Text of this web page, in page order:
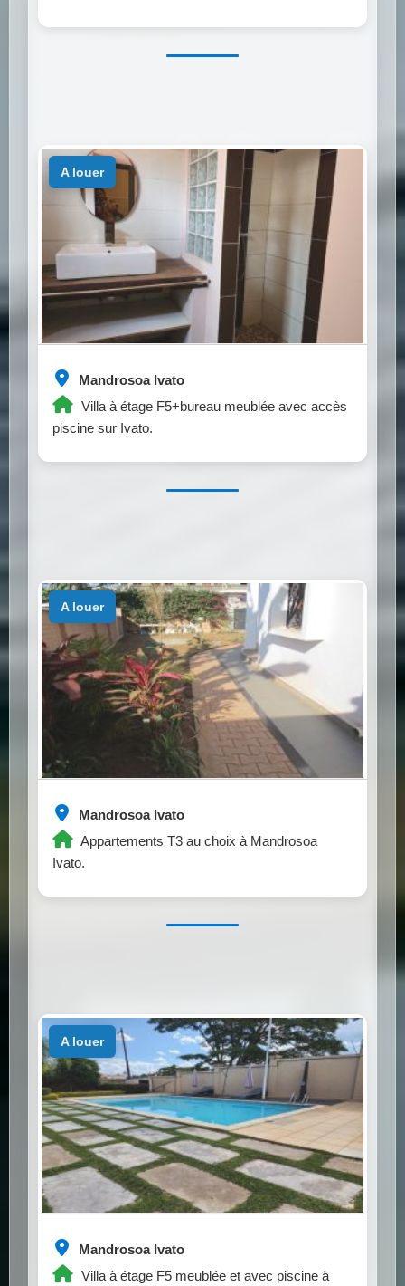
Mandrosoa Ivato
Villa à étage F5+bureau meublée avec accès
piscine sur Ivato.
a louer
Mandrosoa Ivato
Appartements T3 au choix à Mandrosoa
Ivato.
a louer
Mandrosoa Ivato
Villa à étage F5 meublée et avec piscine à
a louer